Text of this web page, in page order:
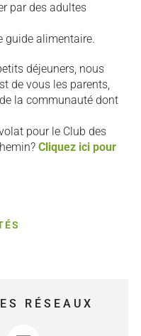
par des adultes
guide alimentaire.
déjeuners, nous
de vous les parents,
la communauté dont
pour le Club des
Cliquez ici pour
RÉSEAUX